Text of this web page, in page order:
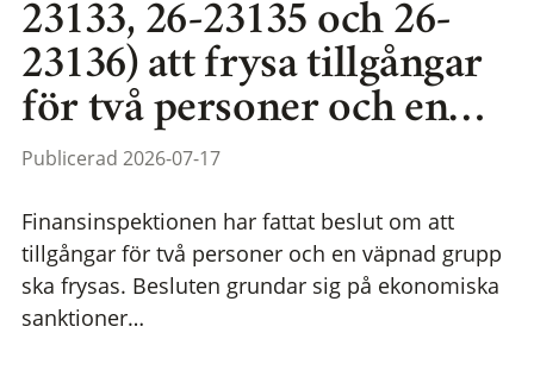
23133, 26-23135 och 26-
23136) att frysa tillgångar
för två personer och en…
Publicerad 2026-07-17
Finansinspektionen har fattat beslut om att
tillgångar för två personer och en väpnad grupp
ska frysas. Besluten grundar sig på ekonomiska
sanktioner…